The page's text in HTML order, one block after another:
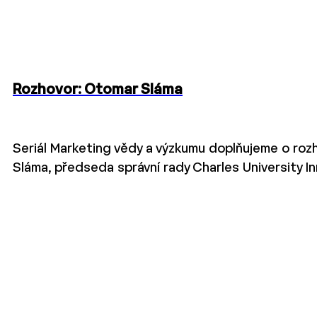
Rozhovor: Otomar Sláma
Seriál Marketing vědy a výzkumu doplňujeme o
Sláma, předseda správní rady Charles University